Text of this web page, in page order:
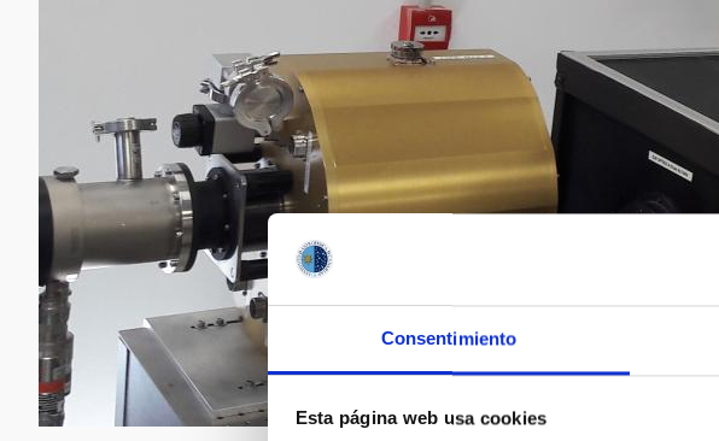
Consentimiento
Esta página web usa cookies